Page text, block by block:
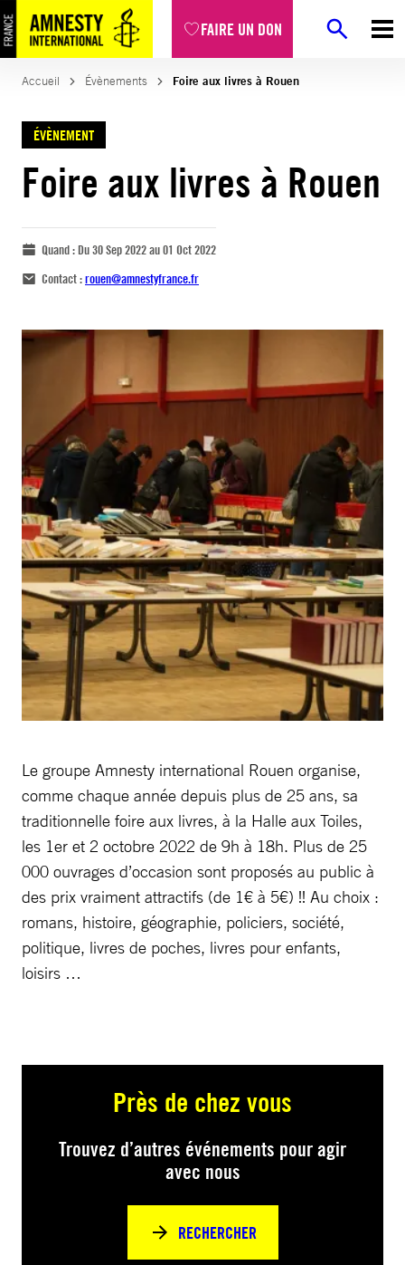
FAIRE UN DON
Accueil Évènements Foire aux livres à Rouen
ÉVÈNEMENT
Foire aux livres à Rouen
Quand :Du 30 Sep 2022 au 01 Oct 2022
Contact :rouen@amnestyfrance.fr
Le groupe Amnesty international Rouen organise,
comme chaque année depuis plus de 25 ans, sa
traditionnelle foire aux livres, à la Halle aux Toiles,
les 1er et 2 octobre 2022 de 9h à 18h. Plus de 25
000 ouvrages d’occasion sont proposés au public à
des prix vraiment attractifs (de 1€ à 5€) !! Au choix :
romans, histoire, géographie, policiers, société,
politique, livres de poches, livres pour enfants,
loisirs …
Près de chez vous
Trouvez d’autres événements pour agir
avec nous
RECHERCHER